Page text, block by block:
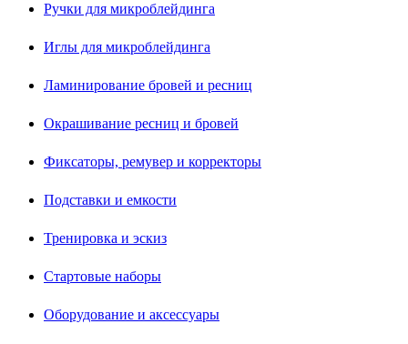
Ручки для микроблейдинга
Иглы для микроблейдинга
Ламинирование бровей и ресниц
Окрашивание ресниц и бровей
Фиксаторы, ремувер и корректоры
Подставки и емкости
Тренировка и эскиз
Стартовые наборы
Оборудование и аксессуары